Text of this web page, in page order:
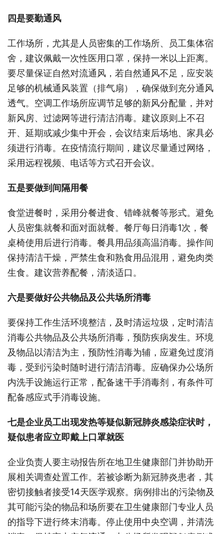
四是要勤通风
工作场所，尤其是人员密集的工作场所、员工集体宿
舍，建议佩戴一次性医用口罩，保持一米以上距离。
要尽量保证自然对流通风，若自然通风不足，应安装
足够的机械通风装置（排气扇），确保做到充分通风
透气。空调工作场所应调节足够的新风分配量，并对
新风房、过滤网等进行清洁消毒。建议原则上不召
开、延期或减少集中开会，会议结束后场地、家具必
须进行消毒。在疫情流行期间，建议尽量通过网络，
采用远程视频、电话等方式召开会议。
五是要做到间隔用餐
食堂进餐时，采用分餐进食、错峰就餐等形式。避免
人员密集就餐和面对面就餐。餐厅每日消毒1次，餐
桌椅使用后进行消毒。餐具用品须高温消毒。操作间
保持清洁干燥，严禁生食和熟食用品混用，避免肉类
生食。建议营养配餐，清淡适口。
六是要做好公共物品及公共场所消毒
要保持工作生活环境整洁，及时清运垃圾，定时清洁
消毒公共物品及公共场所消毒，预防疾病发生。环境
及物品以清洁为主，预防性消毒为辅，应避免过度消
毒，受到污染时随时进行清洁消毒。应确保办公场所
内洗手设施运行正常，配备速干手消毒剂，有条件可
配备感应式手消毒设施。
七是企业员工出现发热等疑似新冠肺炎感染症状时，
疑似患者应立即戴上口罩就医
企业负责人要主动报告所在地卫生健康部门并协助开
展相关调查处置工作。若被诊断为新冠肺炎患者，其
密切接触者接受14天医学观察。病例排出的污染物及
其可能污染的物品和场所要在卫生健康部门专业人员
的指导下进行终末消毒。停止使用中央空调，并清洗